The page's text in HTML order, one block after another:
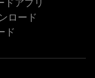
ドアプリ
ロード
ド